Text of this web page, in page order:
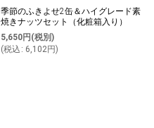
季節のふきよせ2缶＆ハイグレード素
焼きナッツセット（化粧箱入り）
5,650円 (税別)
(税込 : 6,102円)